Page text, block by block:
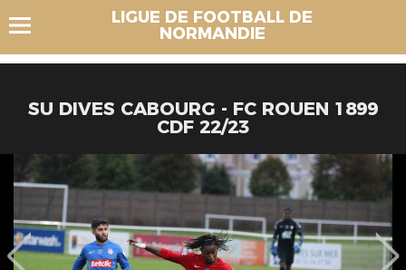
LIGUE DE FOOTBALL DE
NORMANDIE
SU DIVES CABOURG - FC ROUEN 1899
CDF 22/23